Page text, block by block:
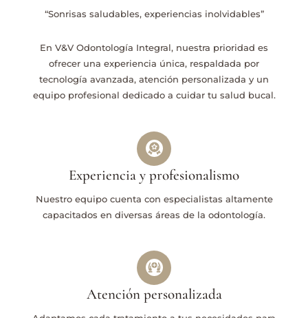
“Sonrisas saludables, experiencias inolvidables”
En V&V Odontología Integral, nuestra prioridad es
ofrecer una experiencia única, respaldada por
tecnología avanzada, atención personalizada y un
equipo profesional dedicado a cuidar tu salud bucal.
Experiencia y profesionalismo
Nuestro equipo cuenta con especialistas altamente
capacitados en diversas áreas de la odontología.
Atención personalizada